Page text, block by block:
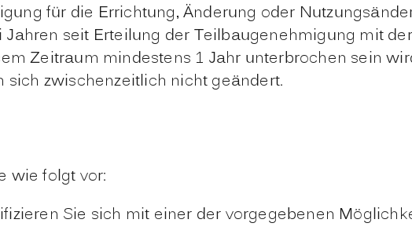
für die Errichtung, Änderung oder
Jahren seit Erteilung der Teilbaugenehmigung mit
Zeitraum mindestens 1 Jahr unterbrochen sein
zwischenzeitlich nicht geändert.
wie folgt vor:
Sie sich mit einer der vorgegebenen